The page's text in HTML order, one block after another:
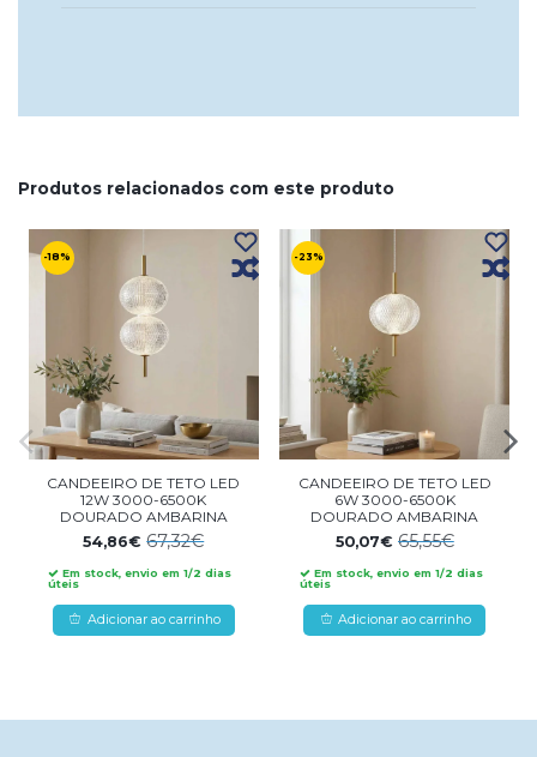
Produtos relacionados com este produto
-18%
CANDEEIRO DE TETO LED
12W 3000-6500K
DOURADO AMBARINA
54,86€67,32€
Em stock, envio em 1/2 dias
úteis
Adicionar ao carrinho
-23%
CANDEEIRO DE TETO LED
6W 3000-6500K
DOURADO AMBARINA
50,07€ 65,55€
Em stock, envio em 1/2 dias
úteis
Adicionar ao carrinho